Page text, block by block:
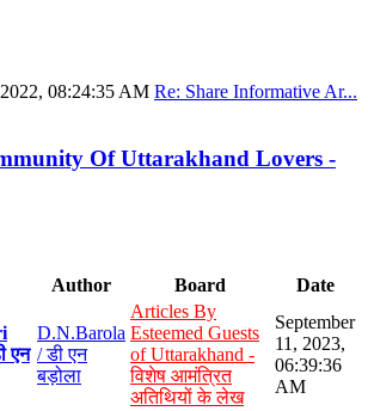
08:24:35 AM Re: Share Informative Ar...
Of Uttarakhand Lovers -
Author Board Date
एन
D.N.Barola
/ डी एन
बड़ोला
Articles By
Esteemed Guests
of Uttarakhand -
विशेष आमंत्रित
अतिथियों के लेख
September
11, 2023,
06:39:36
AM